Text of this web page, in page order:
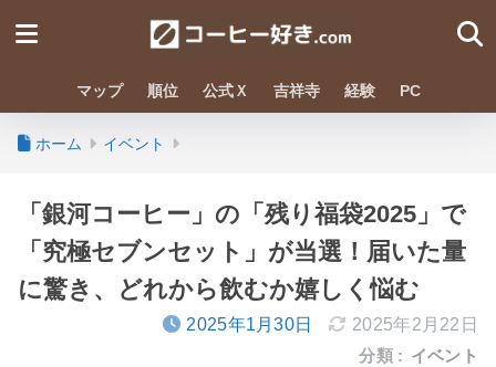
マップ 順位 公式Ｘ 吉祥寺 経験 PC
ホーム イベント
「銀河コーヒー」の「残り福袋2025」で
「究極セブンセット」が当選！届いた量
に驚き、どれから飲むか嬉しく悩む
2025年1月30日
2025年2月22日
分類 : イベント